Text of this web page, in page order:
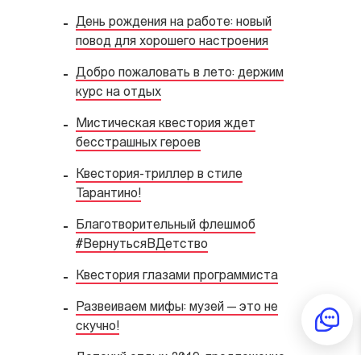
День рождения на работе: новый
повод для хорошего настроения
Добро пожаловать в лето: держим
курс на отдых
Мистическая квестория ждет
бесстрашных героев
Квестория-триллер в стиле
Тарантино!
Благотворительный флешмоб
#ВернутьсяВДетство
Квестория глазами программиста
Развеиваем мифы: музей — это не
скучно!